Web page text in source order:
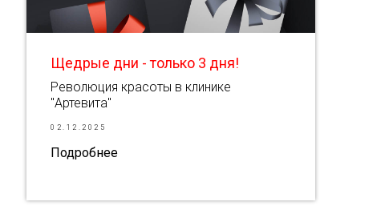
Щедрые дни - только 3 дня!
Революция красоты в клинике
"Артевита"
02.12.2025
Подробнее